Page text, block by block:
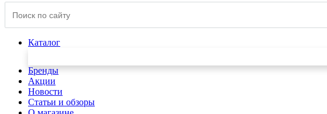
Каталог
Бренды
Акции
Новости
Статьи и обзоры